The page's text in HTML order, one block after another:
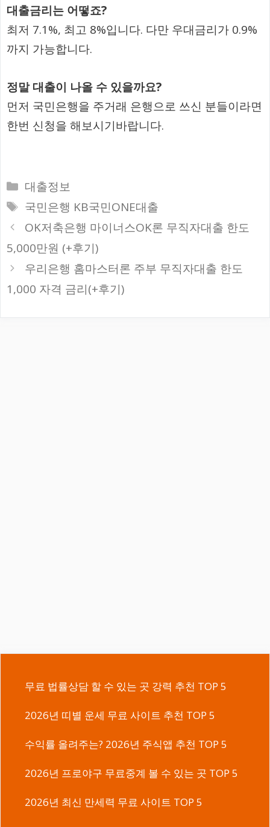
대출금리는 어떻죠?
최저 7.1%, 최고 8%입니다. 다만 우대금리가 0.9%
까지 가능합니다.
정말 대출이 나올 수 있을까요?
먼저 국민은행을 주거래 은행으로 쓰신 분들이라면
한번 신청을 해보시기바랍니다.
카
테
고
리
대출정보
태
그
국민은행 KB국민ONE대출
OK저축은행 마이너스OK론 무직자대출 한도
5,000만원 (+후기)
우리은행 홈마스터론 주부 무직자대출 한도
1,000 자격 금리(+후기)
무료 법률상담 할 수 있는 곳 강력 추천 TOP 5
2026년 띠별 운세 무료 사이트 추천 TOP 5
수익률 올려주는? 2026년 주식앱 추천 TOP 5
2026년 프로야구 무료중계 볼 수 있는 곳 TOP 5
2026년 최신 만세력 무료 사이트 TOP 5